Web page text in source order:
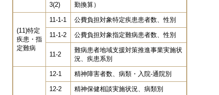
3(2)
勤換算）
(11)特定
疾患・指
定難病
11-1-1 公費負担対象特定疾患患者数、性別
11-1-2 公費負担対象指定難病患者数、性別
11-2
難病患者地域支援対策推進事業実施状
況、疾患系別
12-1 精神障害者数、病類・入院-通院別
12-2 精神保健相談実施状況、病類別